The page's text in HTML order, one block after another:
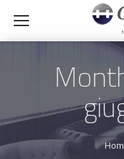
You are here: